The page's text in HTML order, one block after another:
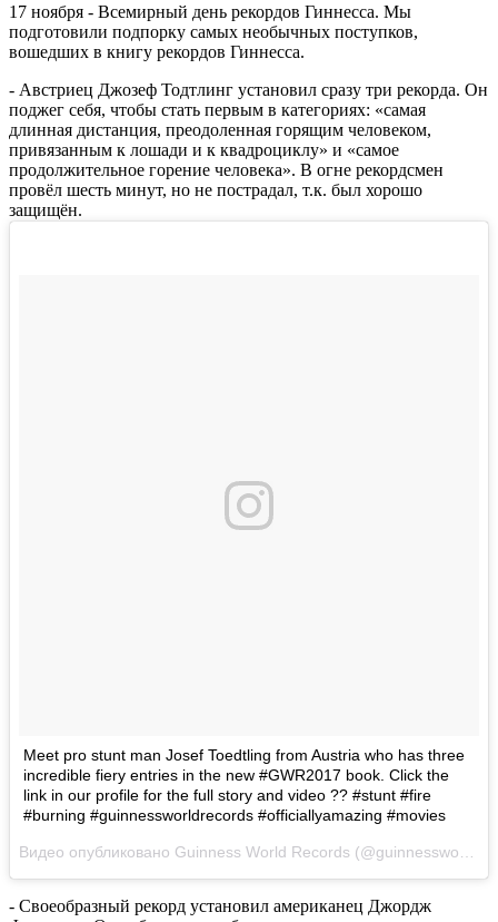
17 ноября - Всемирный день рекордов Гиннесса. Мы
подготовили подпорку самых необычных поступков,
вошедших в книгу рекордов Гиннесса.
- Австриец Джозеф Тодтлинг установил сразу три рекорда. Он
поджег себя, чтобы стать первым в категориях: «самая
длинная дистанция, преодоленная горящим человеком,
привязанным к лошади и к квадроциклу» и «самое
продолжительное горение человека». В огне рекордсмен
провёл шесть минут, но не пострадал, т.к. был хорошо
защищён.
Meet pro stunt man Josef Toedtling from Austria who has three
incredible fiery entries in the new #GWR2017 book. Click the
link in our profile for the full story and video ?? #stunt #fire
#burning #guinnessworldrecords #officiallyamazing #movies
- Своеобразный рекорд установил американец Джордж